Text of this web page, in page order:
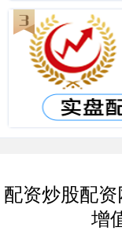
配资炒股配
增